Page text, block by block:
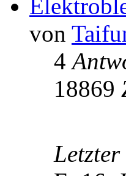
von
4
18869